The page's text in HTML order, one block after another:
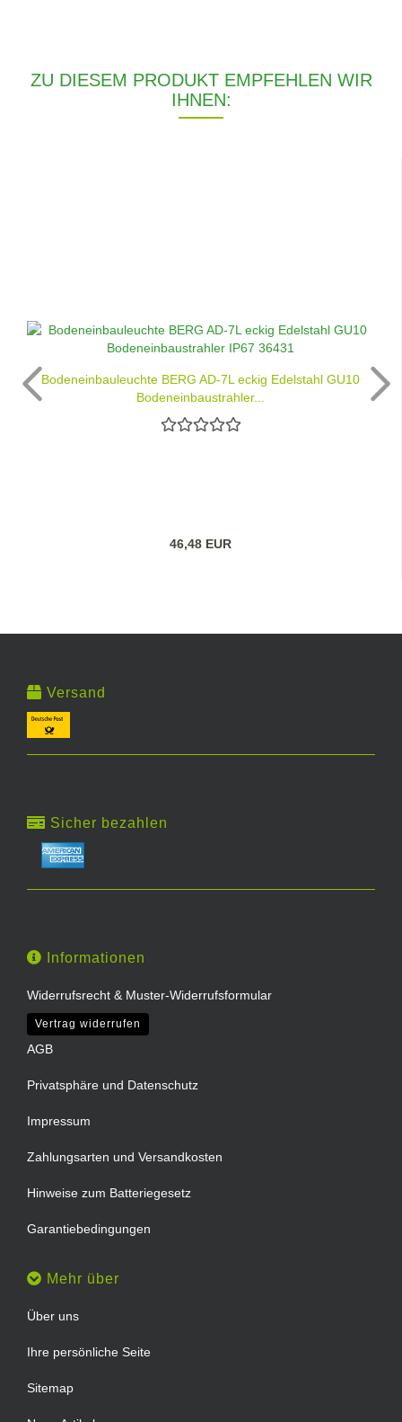
ZU DIESEM PRODUKT EMPFEHLEN WIR
IHNEN:
Bodeneinbauleuchte BERG AD-7L eckig Edelstahl GU10
Bodeneinbaustrahler...
46,48 EUR
Versand
Sicher bezahlen
Informationen
Widerrufsrecht & Muster-Widerrufsformular
Vertrag widerrufen
AGB
Privatsphäre und Datenschutz
Impressum
Zahlungsarten und Versandkosten
Hinweise zum Batteriegesetz
Garantiebedingungen
Mehr über
Über uns
Ihre persönliche Seite
Sitemap